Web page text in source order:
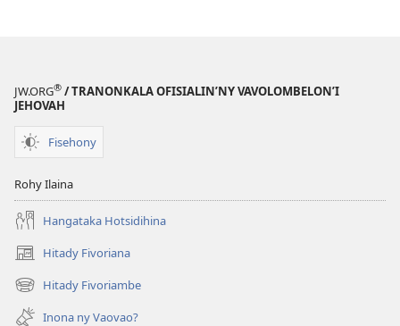
JW.ORG® / TRANONKALA OFISIALIN’NY VAVOLOMBELON’I
JEHOVAH
Fisehony
Rohy Ilaina
Hangataka Hotsidihina
Hitady Fivoriana
(manokatra
rohy) Hitady Fivoriambe
(manokatra
rohy) Inona ny Vaovao?